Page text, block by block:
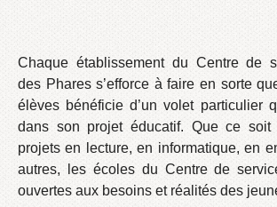
Chaque établissement du Centre de
des Phares s’efforce à faire en sorte
élèves bénéficie d’un volet particulier
dans son projet éducatif. Que ce
projets en lecture, en informatique, en
autres, les écoles du Centre de
ouvertes aux besoins et réalités des